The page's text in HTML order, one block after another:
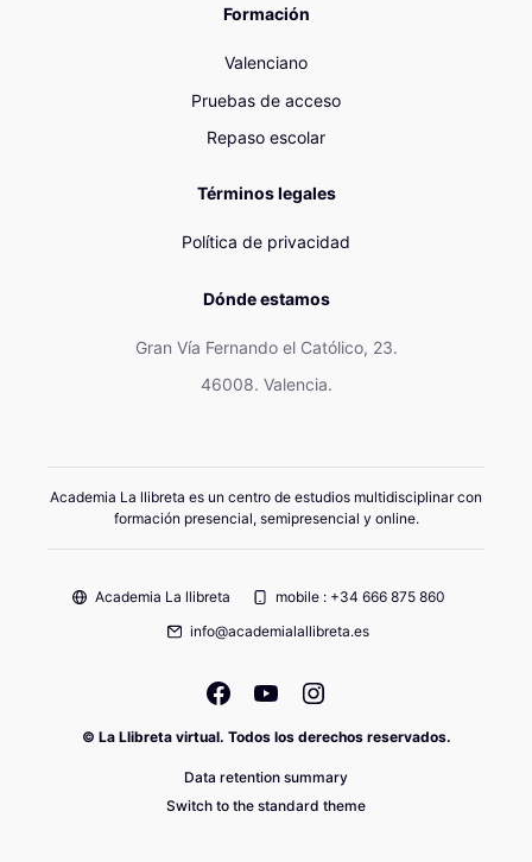
Formación
Valenciano
Pruebas de acceso
Repaso escolar
Términos legales
Política de privacidad
Dónde estamos
Gran Vía Fernando el Católico, 23.
46008. Valencia.
Academia La llibreta es un centro de estudios multidisciplinar con
formación presencial, semipresencial y online.
Academia La llibreta
mobile : +34 666 875 860
info@academialallibreta.es
© La Llibreta virtual. Todos los derechos reservados.
Data retention summary
Switch to the standard theme